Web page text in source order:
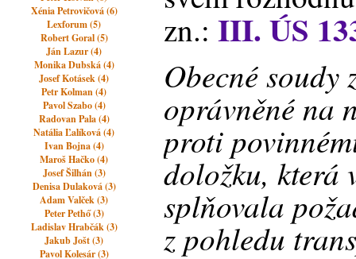
Xénia Petrovičová (6)
Lexforum (5)
Robert Goral (5)
Ján Lazur (4)
Monika Dubská (4)
Josef Kotásek (4)
Petr Kolman (4)
Pavol Szabo (4)
Radovan Pala (4)
Natália Ľalíková (4)
Ivan Bojna (4)
Maroš Hačko (4)
Josef Šilhán (3)
Denisa Dulaková (3)
Adam Valček (3)
Peter Pethő (3)
Ladislav Hrabčák (3)
Jakub Jošt (3)
Pavol Kolesár (3)
zn.:III. ÚS
Obecné
oprávněné na
proti
doložku, která
splňovala
z pohledu